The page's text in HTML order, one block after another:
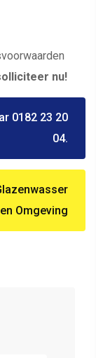
nu!
0182 23 20
04.
Omgeving